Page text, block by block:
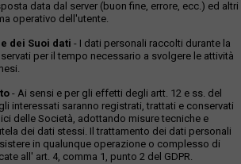
data dal server (buon fine, errore, ecc.) ed altri
operativo dell'utente.
dei Suoi dati - I dati personali raccolti durante la
per il tempo necessario a svolgere le attività
- Ai sensi e per gli effetti degli artt. 12 e ss. del
interessati saranno registrati, trattati e conservati
delle Società, adottando misure tecniche e
dei dati stessi. Il trattamento dei dati personali
in qualunque operazione o complesso di
all' art. 4, comma 1, punto 2 del GDPR.